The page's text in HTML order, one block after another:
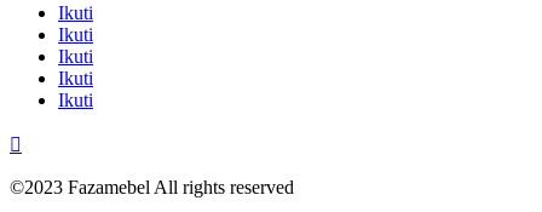
Ikuti
Ikuti
Ikuti
Ikuti
Ikuti

©2023 Fazamebel All rights reserved